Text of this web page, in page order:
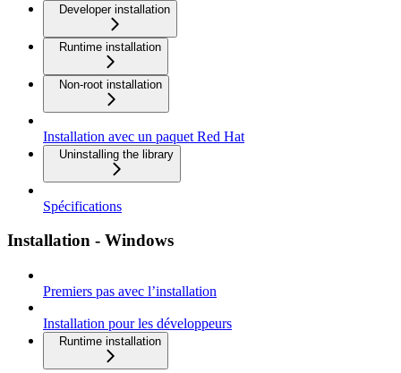
Developer installation
Runtime installation
Non-root installation
Installation avec un paquet Red Hat
Uninstalling the library
Spécifications
Installation - Windows
Premiers pas avec l’installation
Installation pour les développeurs
Runtime installation